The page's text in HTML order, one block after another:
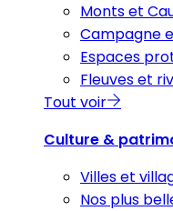
Monts et
Campagne
Espaces
Fleuves et
Tout voir
Culture &
Villes et
Nos plus